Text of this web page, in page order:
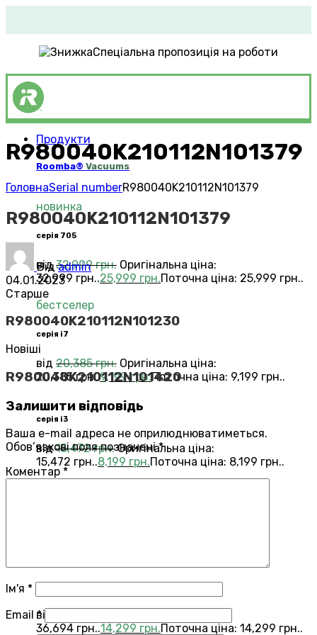
Спеціальна пропозиція на роботи
Продукти
Roomba® Vacuums
новинка
серія 705
від32,999грн. Оригінальна ціна:
32,999 грн..25,999 грн.Поточна ціна: 25,999 грн..
бестселер
серія i7
від 20,385грн. Оригінальна ціна:
20,385 грн..9,199грн.Поточна ціна: 9,199 грн..
серія i3
від15,472грн. Оригінальна ціна:
15,472 грн..8,199 грн.Поточна ціна: 8,199 грн..
від
36,694 грн..14,299 грн.Поточна ціна: 14,299 грн..
R980040K210112N101379
ГоловнаSerial numberR980040K210112N101379
R980040K210112N101379
Відadmin
04.01.2023
Старше
R980040K210112N101230
Новіші
R980040K210112N101420
Залишити відповідь
Ваша e-mail адреса не оприлюднюватиметься.
Обов’язкові поля позначені*
Коментар *
Ім'я *
Email *